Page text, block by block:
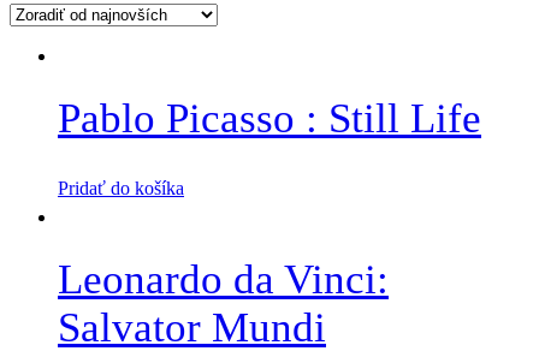
Pablo Picasso : Still Life
Pridať do košíka
Leonardo da Vinci:
Salvator Mundi